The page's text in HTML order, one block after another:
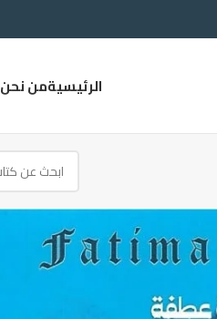
الرئيسيةمن نحن